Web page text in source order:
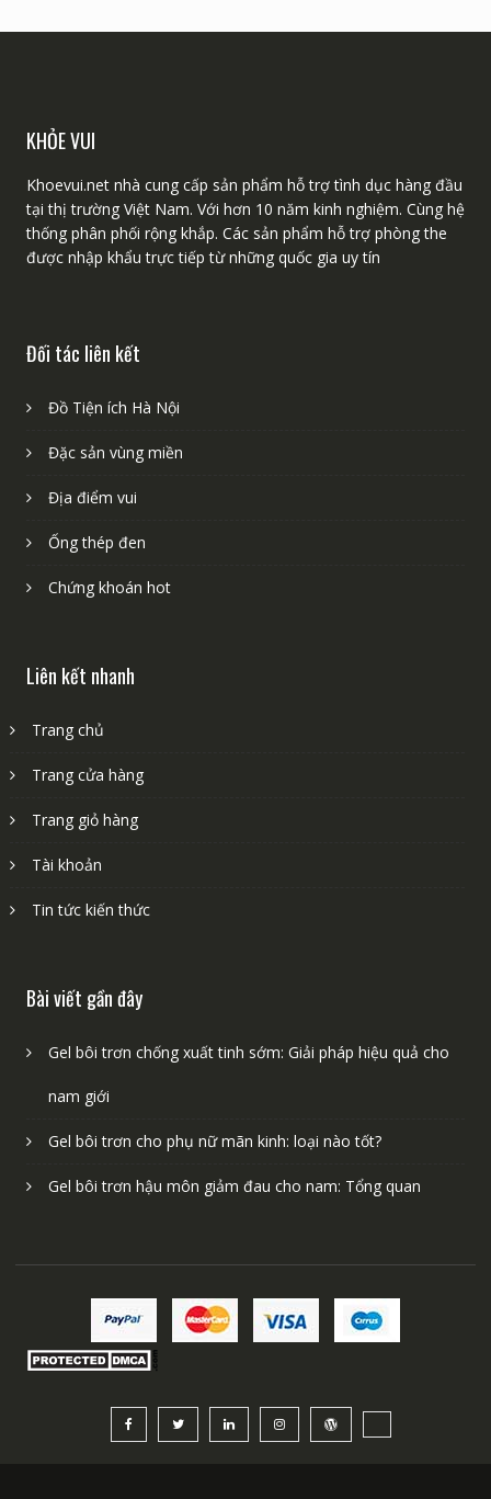
KHỎE VUI
Khoevui.net nhà cung cấp sản phẩm hỗ trợ tình dục hàng đầu
tại thị trường Việt Nam. Với hơn 10 năm kinh nghiệm. Cùng hệ
thống phân phối rộng khắp. Các sản phẩm hỗ trợ phòng the
được nhập khẩu trực tiếp từ những quốc gia uy tín
Đối tác liên kết
Đồ Tiện ích Hà Nội
Đặc sản vùng miền
Địa điểm vui
Ống thép đen
Chứng khoán hot
Liên kết nhanh
Trang chủ
Trang cửa hàng
Trang giỏ hàng
Tài khoản
Tin tức kiến thức
Bài viết gần đây
Gel bôi trơn chống xuất tinh sớm: Giải pháp hiệu quả cho
nam giới
Gel bôi trơn cho phụ nữ mãn kinh: loại nào tốt?
Gel bôi trơn hậu môn giảm đau cho nam: Tổng quan